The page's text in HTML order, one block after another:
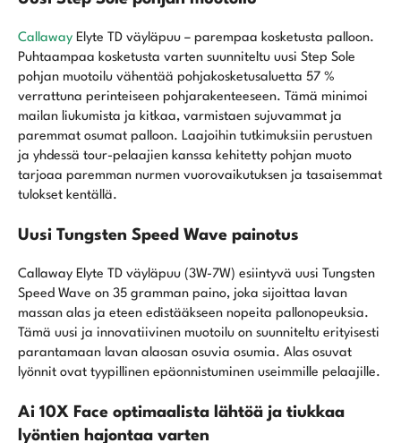
Callaway Elyte TD väyläpuu – parempaa kosketusta palloon.
Puhtaampaa kosketusta varten suunniteltu uusi Step Sole
pohjan muotoilu vähentää pohjakosketusaluetta 57 %
verrattuna perinteiseen pohjarakenteeseen. Tämä minimoi
mailan liukumista ja kitkaa, varmistaen sujuvammat ja
paremmat osumat palloon. Laajoihin tutkimuksiin perustuen
ja yhdessä tour-pelaajien kanssa kehitetty pohjan muoto
tarjoaa paremman nurmen vuorovaikutuksen ja tasaisemmat
tulokset kentällä.
Uusi Tungsten Speed Wave painotus
Callaway Elyte TD väyläpuu (3W-7W) esiintyvä uusi Tungsten
Speed Wave on 35 gramman paino, joka sijoittaa lavan
massan alas ja eteen edistääkseen nopeita pallonopeuksia.
Tämä uusi ja innovatiivinen muotoilu on suunniteltu erityisesti
parantamaan lavan alaosan osuvia osumia. Alas osuvat
lyönnit ovat tyypillinen epäonnistuminen useimmille pelaajille.
Ai 10X Face optimaalista lähtöä ja tiukkaa
lyöntien hajontaa varten